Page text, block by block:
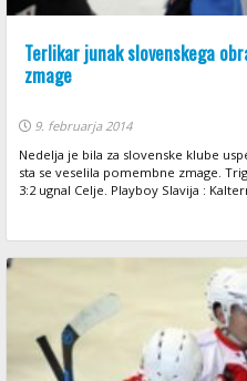
Terlikar junak slovenskega
zmage
9. februarja 2014
Nedelja je bila za slovenske klube
sta se veselila pomembne zmage.
3:2 ugnal Celje. Playboy Slavija :